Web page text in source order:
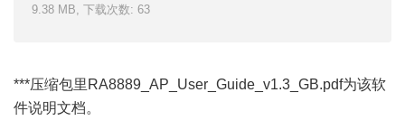
9.38 MB, 下载次数: 63
***压缩包里RA8889_AP_User_Guide_v1.3_GB.pdf为该软
件说明文档。